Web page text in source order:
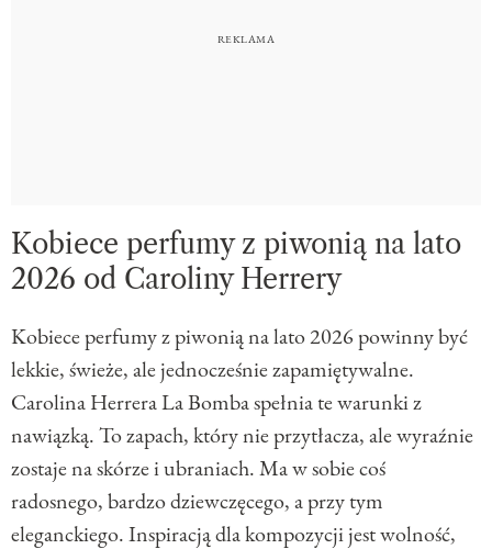
Kobiece perfumy z piwonią na lato
2026 od Caroliny Herrery
Kobiece perfumy z piwonią na lato 2026 powinny być
lekkie, świeże, ale jednocześnie zapamiętywalne.
Carolina Herrera La Bomba spełnia te warunki z
nawiązką. To zapach, który nie przytłacza, ale wyraźnie
zostaje na skórze i ubraniach. Ma w sobie coś
radosnego, bardzo dziewczęcego, a przy tym
eleganckiego. Inspiracją dla kompozycji jest wolność,